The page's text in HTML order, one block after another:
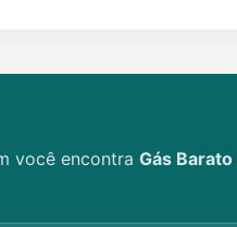
você encontra Gás Barato